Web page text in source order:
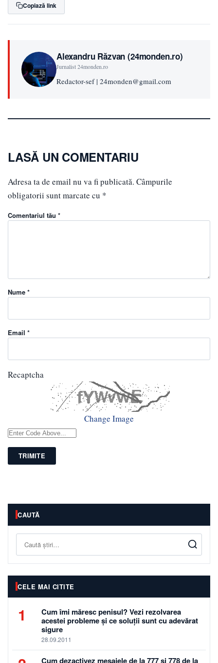
Copiază link
Alexandru Răzvan (24monden.ro)
Jurnalist 24monden.ro
Redactor-sef | 24monden@gmail.com
LASĂ UN COMENTARIU
Adresa ta de email nu va fi publicată. Câmpurile
obligatorii sunt marcate cu *
Comentariul tău *
Nume *
Email *
Recaptcha
Change Image
TRIMITE
CAUTĂ
Caută
CELE MAI CITITE
1
Cum îmi măresc penisul? Vezi rezolvarea
acestei probleme și ce soluții sunt cu adevărat
sigure
28.09.2011
Cum dezactivez mesajele de la 777 si 778 de la